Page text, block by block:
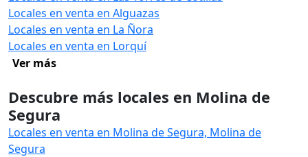
Locales en venta en Alguazas
Locales en venta en La Ñora
Locales en venta en Lorquí
Ver más
Descubre más locales en Molina de
Segura
Locales en venta en Molina de Segura, Molina de
Segura